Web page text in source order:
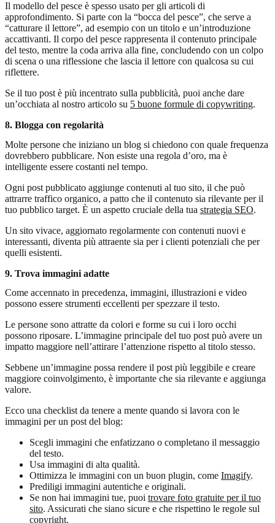
Il modello del pesce è spesso usato per gli articoli di
approfondimento. Si parte con la “bocca del pesce”, che serve a
“catturare il lettore”, ad esempio con un titolo e un’introduzione
accattivanti. Il corpo del pesce rappresenta il contenuto principale
del testo, mentre la coda arriva alla fine, concludendo con un colpo
di scena o una riflessione che lascia il lettore con qualcosa su cui
riflettere.
Se il tuo post è più incentrato sulla pubblicità, puoi anche dare
un’occhiata al nostro articolo su 5 buone formule di copywriting.
8. Blogga con regolarità
Molte persone che iniziano un blog si chiedono con quale frequenza
dovrebbero pubblicare. Non esiste una regola d’oro, ma è
intelligente essere costanti nel tempo.
Ogni post pubblicato aggiunge contenuti al tuo sito, il che può
attrarre traffico organico, a patto che il contenuto sia rilevante per il
tuo pubblico target. È un aspetto cruciale della tua strategia SEO.
Un sito vivace, aggiornato regolarmente con contenuti nuovi e
interessanti, diventa più attraente sia per i clienti potenziali che per
quelli esistenti.
9. Trova immagini adatte
Come accennato in precedenza, immagini, illustrazioni e video
possono essere strumenti eccellenti per spezzare il testo.
Le persone sono attratte da colori e forme su cui i loro occhi
possono riposare. L’immagine principale del tuo post può avere un
impatto maggiore nell’attirare l’attenzione rispetto al titolo stesso.
Sebbene un’immagine possa rendere il post più leggibile e creare
maggiore coinvolgimento, è importante che sia rilevante e aggiunga
valore.
Ecco una checklist da tenere a mente quando si lavora con le
immagini per un post del blog:
Scegli immagini che enfatizzano o completano il messaggio
del testo.
Usa immagini di alta qualità.
Ottimizza le immagini con un buon plugin, come Imagify.
Prediligi immagini autentiche e originali.
Se non hai immagini tue, puoi trovare foto gratuite per il tuo
sito. Assicurati che siano sicure e che rispettino le regole sul
copyright.